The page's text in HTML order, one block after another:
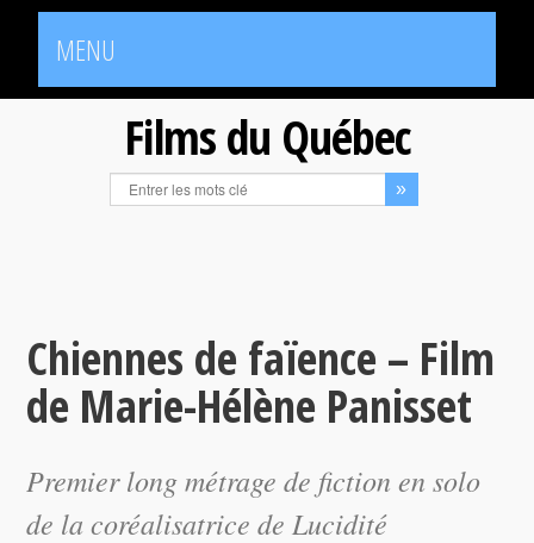
MENU
Films du Québec
Chiennes de faïence – Film
de Marie-Hélène Panisset
Premier long métrage de fiction en solo
de la coréalisatrice de Lucidité